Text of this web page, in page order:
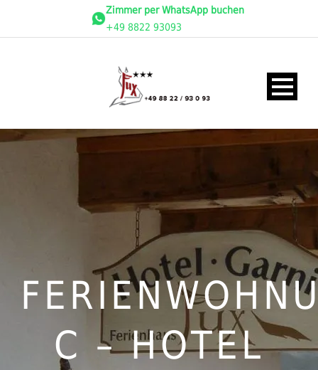
Zimmer per WhatsApp buchen
+49 8822 93093
C – HOTEL